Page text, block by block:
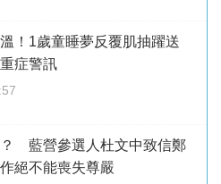
！1歲童睡夢反覆肌抽躍送
症警訊
藍營參選人杜文中致信鄭
絕不能喪失尊嚴